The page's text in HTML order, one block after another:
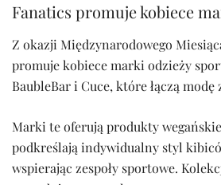
Fanatics promuje kobiece
Z okazji Międzynarodowego
promuje kobiece marki odzieży
BaubleBar i Cuce, które łączą
Marki te oferują produkty
podkreślają indywidualny styl
wspierając zespoły sportowe.